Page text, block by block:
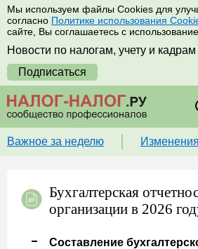
Мы используем файлы Cookies для
согласно Политике использования
сайте, Вы соглашаетесь с
Новости по налогам, учету и кадрам
Подписаться
Важное за неделю
Бухгалтерская
организации в 2026
Составление